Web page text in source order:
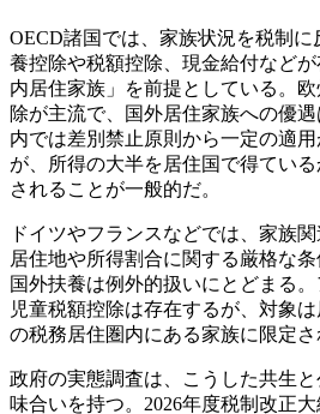
OECD諸国では、家族状況を税制
養控除や税額控除、現金給付など
内居住家族」を前提としている。
除が主流で、国外居住家族への優
内では差別禁止原則から一定の適
が、所得の大半を居住国で得てい
されることが一般的だ。
ドイツやフランスなどでは、家族
居住地や所得割合に関する厳格な条
国外扶養は例外的扱いにとどまる
児童税額控除は存在するが、対象
の税務居住圏内にある家族に限定さ
政府の実態調査は、こうした共生
味合いを持つ。2026年度税制改正